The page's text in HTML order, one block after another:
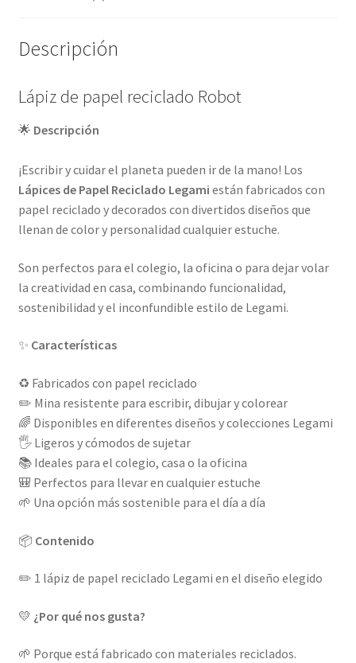
Descripción
Lápiz de papel reciclado Robot
🌟 Descripción
¡Escribir y cuidar el planeta pueden ir de la mano! Los
Lápices de Papel Reciclado Legami están fabricados con
papel reciclado y decorados con divertidos diseños que
llenan de color y personalidad cualquier estuche.
Son perfectos para el colegio, la oficina o para dejar volar
la creatividad en casa, combinando funcionalidad,
sostenibilidad y el inconfundible estilo de Legami.
✨ Características
♻️ Fabricados con papel reciclado
✏️ Mina resistente para escribir, dibujar y colorear
🌈 Disponibles en diferentes diseños y colecciones Legami
🖐️ Ligeros y cómodos de sujetar
📚 Ideales para el colegio, casa o la oficina
🎒 Perfectos para llevar en cualquier estuche
🌱 Una opción más sostenible para el día a día
📦 Contenido
✏️ 1 lápiz de papel reciclado Legami en el diseño elegido
💛 ¿Por qué nos gusta?
🌱 Porque está fabricado con materiales reciclados.